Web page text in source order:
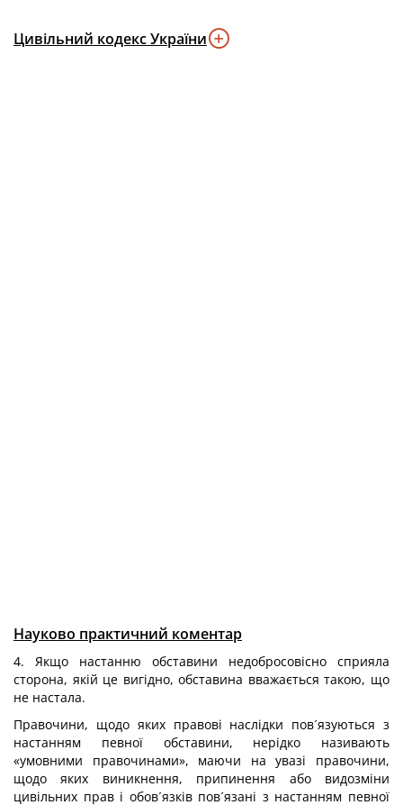
Цивільний кодекс України
Науково практичний коментар
4. Якщо настанню обставини недобросовісно сприяла
сторона, якій це вигідно, обставина вважається такою, що
не настала.
Правочини, щодо яких правові наслідки пов´язуються з
настанням певної обставини, нерідко називають
«умовними правочинами», маючи на увазі правочини,
щодо яких виникнення, припинення або видозміни
цивільних прав і обов´язків пов´язані з настанням певної